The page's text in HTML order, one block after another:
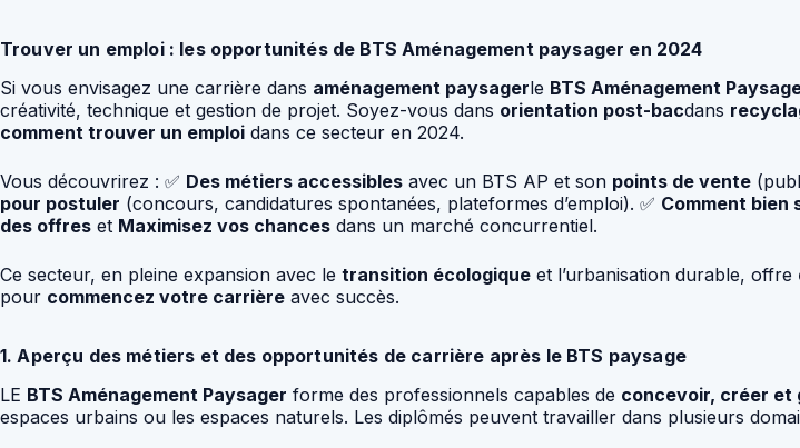
Trouver un emploi : les opportunités de BTS Aménagement paysager en 2024
Si vous envisagez une carrière dans aménagement paysagerle BTS Aménagement
créativité, technique et gestion de projet. Soyez-vous dans orientation post-bacdans
comment trouver un emploi dans ce secteur en 2024.
Vous découvrirez : ✅ Des métiers accessibles avec un BTS AP et son points de vente
pour postuler (concours, candidatures spontanées, plateformes d’emploi). ✅ Comment bien
des offres et Maximisez vos chances dans un marché concurrentiel.
Ce secteur, en pleine expansion avec le transition écologique et l’urbanisation durable, offre
pour commencez votre carrière avec succès.
1. Aperçu des métiers et des opportunités de carrière après le BTS paysage
LE BTS Aménagement Paysager forme des professionnels capables de concevoir, créer et
espaces urbains ou les espaces naturels. Les diplômés peuvent travailler dans plusieurs